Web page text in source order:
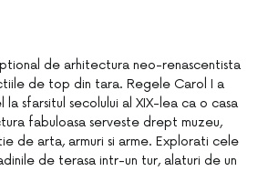
de arhitectura neo-renascentista
de top din tara. Regele Carol I a
sfarsitul secolului al XIX-lea ca o casa
fabuloasa serveste drept muzeu,
de arta, armuri si arme. Explorati cele
de terasa intr-un tur, alaturi de un